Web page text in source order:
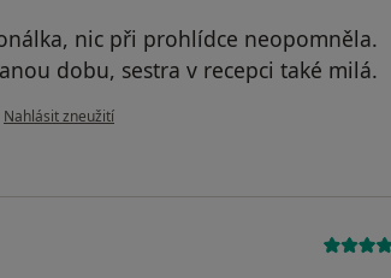
nic při prohlídce neopomněla.
dobu, sestra v recepci také milá.
podle názoru uživatele J. G.
Nahlásit zneužití